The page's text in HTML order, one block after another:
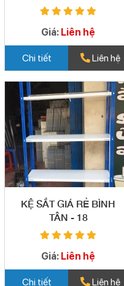
GIÁ RẺ BÌNH TÂN - 20
Giá: Liên hệ
Chi tiết Liên hệ
KỆ SẮT GIÁ RẺ BÌNH
TÂN - 18
Giá: Liên hệ
Chi tiết Liên hệ